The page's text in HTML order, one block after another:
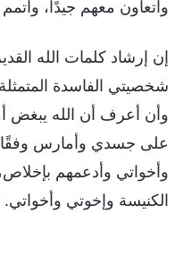
وأتعاون معهم جيدًا،
إن إرشاد كلمات الله
شخصيتي الفاسدة
وأن أعرف أن الله يبغض
على جسدي وأمارس وفقًا
وأخواتي وأدعمهم
الكنيسة وإخوتي